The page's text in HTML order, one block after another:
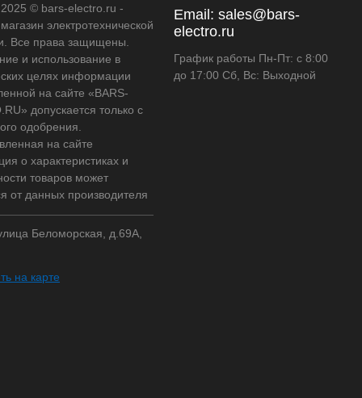
© bars-electro.ru -
электротехнической
Все права защищены.
и использование в
целях информации
на сайте «BARS-
допускается только с
одобрения.
на сайте
о характеристиках и
товаров может
от данных производителя
Беломорская, д.69А,
на карте
Email: sales@bars-
electro.ru
График работы Пн-Пт: с 8:00
до 17:00 Сб, Вс: Выходной